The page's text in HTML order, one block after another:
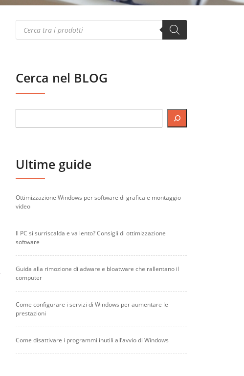
Products
search
Cerca nel BLOG
Ultime guide
Ottimizzazione Windows per software di grafica e montaggio
video
Il PC si surriscalda e va lento? Consigli di ottimizzazione
software
Guida alla rimozione di adware e bloatware che rallentano il
computer
Come configurare i servizi di Windows per aumentare le
prestazioni
Come disattivare i programmi inutili all’avvio di Windows